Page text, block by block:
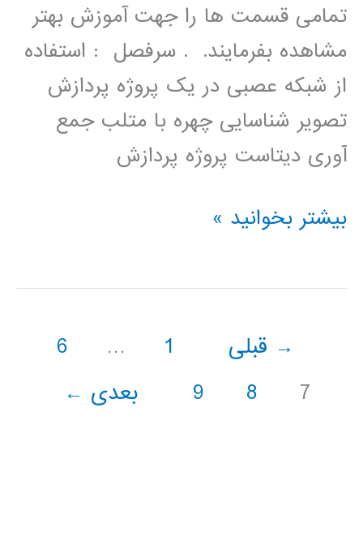
تمامی قسمت ها را جهت آموزش بهتر
مشاهده بفرمایند. . سرفصل : استفاده
از شبکه عصبی در یک پروژه پردازش
تصویر شناسایی چهره با متلب جمع
آوری دیتاست پروژه پردازش
فیلم
کاربرد
عصبی
بیشتر بخوانید »
→ قبلی 1
…
6
7
8
9 بعدی ←